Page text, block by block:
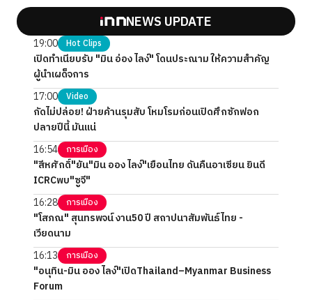
NEWS UPDATE
19:00 Hot Clips
เปิดทำเนียบรับ "มิน อ่อง ไลง์" โดนประณาม ให้ความสำคัญ
ผู้นำเผด็จการ
17:00
Video
กัดไม่ปล่อย! ฝ่ายค้านรุมสับ โหมโรมก่อนเปิดศึกซักฟอก
ปลายปีนี้ มันแน่
16:54
การเมือง
"สีหศักดิ์"ยัน"มิน ออง ไลง์"เยือนไทย ดันคืนอาเซียน ยินดี
ICRCพบ"ซูจี"
16:28
การเมือง
"โสภณ" สุนทรพจน์ งาน50 ปี สถาปนาสัมพันธ์ไทย -
เวียดนาม
16:13
การเมือง
"อนุทิน-มิน ออง ไลง์"เปิดThailand–Myanmar Business
Forum